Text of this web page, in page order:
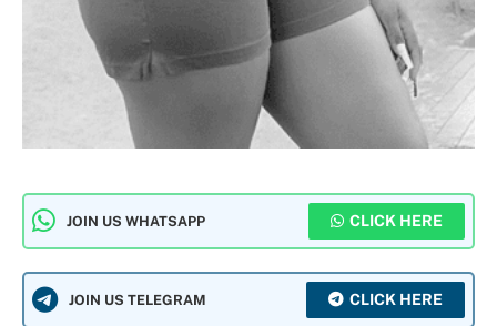
JOIN US WHATSAPP CLICK HERE
JOIN US TELEGRAM CLICK HERE